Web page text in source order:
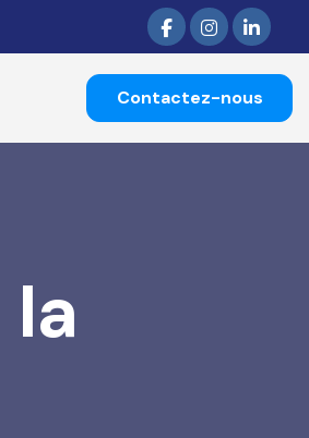
Contactez-nous